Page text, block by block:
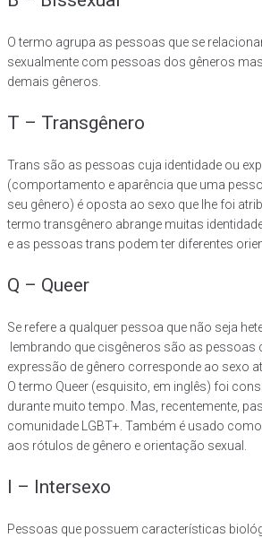
O termo agrupa as pessoas que se
sexualmente com pessoas dos gêneros
demais gêneros.
T – Transgênero
Trans são as pessoas cuja identidade ou
(comportamento e aparência que uma
seu gênero) é oposta ao sexo que lhe foi
termo transgênero abrange muitas
e as pessoas trans podem ter diferentes
Q – Queer
Se refere a qualquer pessoa que não seja
lembrando que cisgêneros são as pessoas
expressão de gênero corresponde ao sexo
O termo Queer (esquisito, em inglês) foi
durante muito tempo. Mas, recentemente,
comunidade LGBT+. Também é usado
aos rótulos de gênero e orientação sexual.
I – Intersexo
Pessoas que possuem características